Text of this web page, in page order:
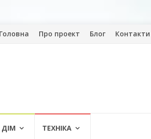
Головна Про проект Блог Контакти
ДІМ ТЕХНІКА